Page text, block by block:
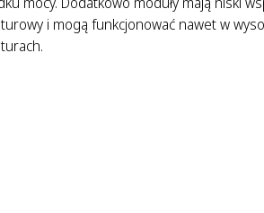
i mogą funkcjonować nawet w